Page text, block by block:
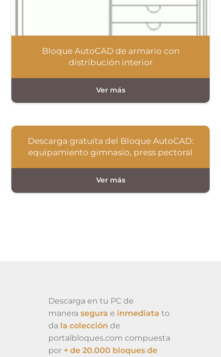
Bloque AutoCAD de armario con
distribución interior
Descarga gratuita del Bloque AutoCAD:
equipamiento gimnasio, press pectoral
Descarga en tu PC de
manera segura e inmediata to
da la colección de
portalbloques.com compuesta
por + de 20.000 bloques de